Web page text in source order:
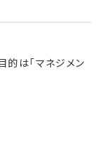
的は「マネジメン